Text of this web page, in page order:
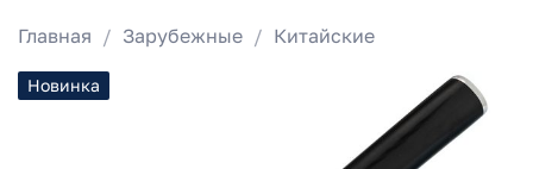
Главная Зарубежные Китайские
Новинка